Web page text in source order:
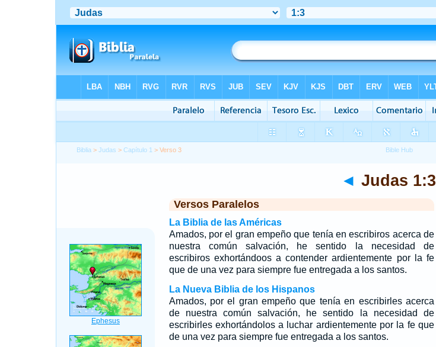
Biblia >Judas >Capítulo 1 > Verso 3
◄ Judas 1:3
Versos Paralelos
La Biblia de las Américas
Amados, por el gran empeño que tenía en escribiros acerca de
nuestra común salvación, he sentido la necesidad de
escribiros exhortándoos a contender ardientemente por la fe
que de una vez para siempre fue entregada a los santos.
La Nueva Biblia de los Hispanos
Amados, por el gran empeño que tenía en escribirles acerca
de nuestra común salvación, he sentido la necesidad de
escribirles exhortándolos a luchar ardientemente por la fe que
de una vez para siempre fue entregada a los santos.